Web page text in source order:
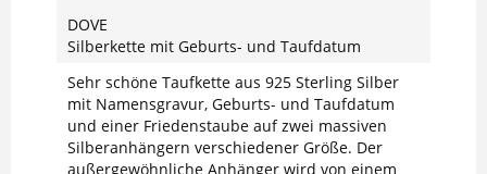
DOVE
Silberkette mit Geburts- und Taufdatum
Sehr schöne Taufkette aus 925 Sterling Silber
mit Namensgravur, Geburts- und Taufdatum
und einer Friedenstaube auf zwei massiven
Silberanhängern verschiedener Größe. Der
außergewöhnliche Anhänger wird von einem